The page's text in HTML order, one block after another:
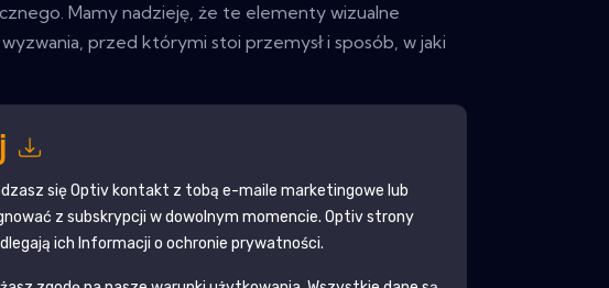
Mamy nadzieję, że te elementy wizualne
przed którymi stoi przemysł i sposób, w jaki
sięOptiv kontakt z tobą e-maile marketingowe lub
z subskrypcji w dowolnym momencie. Optivstrony
ich Informacji o ochronie prywatności.